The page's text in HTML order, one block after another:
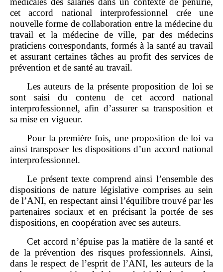
cet accord national interprofessionnel crée une
nouvelle forme de collaboration entre la médecine du
travail et la médecine de ville, par des médecins
praticiens correspondants, formés à la santé au travail
et assurant certaines tâches au profit des services de
prévention et de santé au travail.
Les auteurs de la présente proposition de loi se
sont saisi du contenu de cet accord national
interprofessionnel, afin d’assurer sa transposition et
sa mise en vigueur.
Pour la première fois, une proposition de loi va
ainsi transposer les dispositions d’un accord national
interprofessionnel.
Le présent texte comprend ainsi l’ensemble des
dispositions de nature législative comprises au sein
de l’ANI, en respectant ainsi l’équilibre trouvé par les
partenaires sociaux et en précisant la portée de ses
dispositions, en coopération avec ses auteurs.
Cet accord n’épuise pas la matière de la santé et
de la prévention des risques professionnels. Ainsi,
dans le respect de l’esprit de l’ANI, les auteurs de la